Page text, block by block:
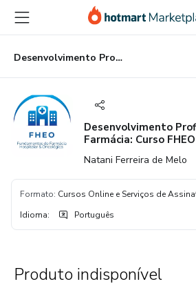
para
conteúdo
principal
para
pagamento
para
rodapé
Desenvolvimento Profissional em Farmácia: Curso FHEO para Farmacêuticos
Desenvolvimento
Farmácia: Curso
Natani Ferreira de Melo
Formato: Cursos Online e Serviços de
Idioma: Português
Produto indisponível